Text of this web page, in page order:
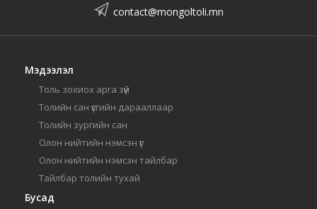
contact@mongoltoli.mn
Мэдээлэл
Толь зохиох арга зүй
Толийн сан үсгийн дарааллаар
Толийн зургийн сан
Олон нийтийн нэмсэн үг
Олон нийтийн нэмсэн тайлбар
Тайлбар толийн тухай
Бусад